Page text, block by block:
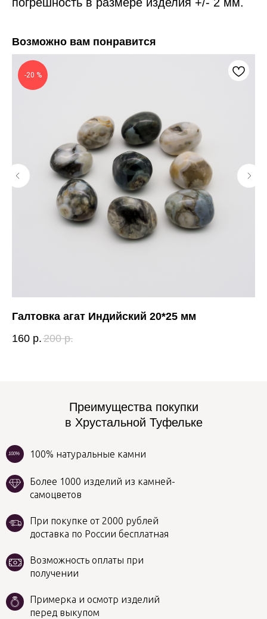
Возможно вам понравится
-20 %
Галтовка агат Индийский 20*25 мм
160 р. 200 р.
100% натуральные камни
100%
Преимущества покупки
в Хрустальной Туфельке
Примерка и осмотр изделий
перед выкупом
Более 1000 изделий из камней-
самоцветов
Возможность оплаты при
получении
При покупке от 2000 рублей
доставка по России бесплатная